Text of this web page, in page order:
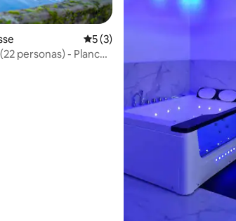
Calificación promedio: 5 de 5; 3
5 (3)
personas) - Planche